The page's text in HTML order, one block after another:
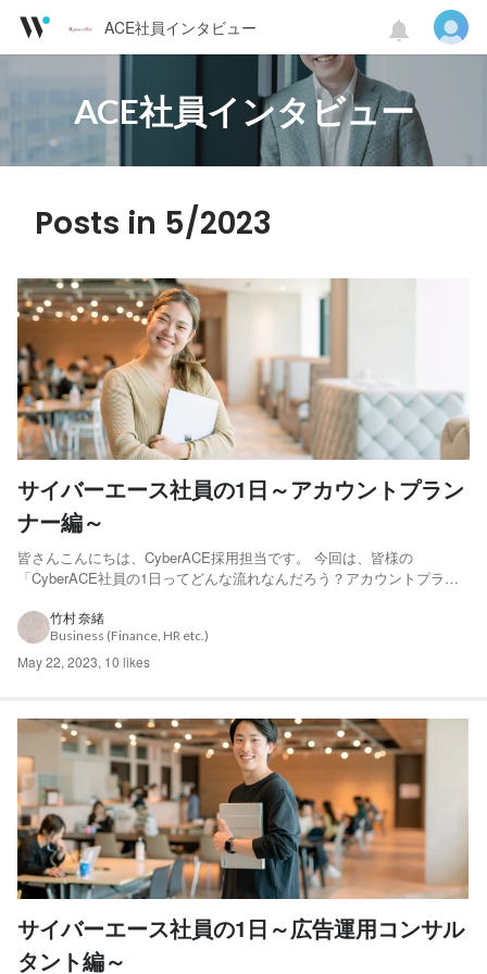
ACE社員インタビュー
ACE社員インタビュー
Posts in 5/2023
サイバーエース社員の1日～アカウントプラン
ナー編～
皆さんこんにちは、CyberACE採用担当です。 今回は、皆様の
「CyberACE社員の1日ってどんな流れなんだろう？アカウントプラン
お応えすべく、社員インタビューをいたしました！ 今回インタビュー
を受けてくださったのは、 アカウントプランナーの廣瀬...
竹村 奈緒
Business (Finance, HR etc.)
May 22, 2023, 10 likes
サイバーエース社員の1日～広告運用コンサル
タント編～